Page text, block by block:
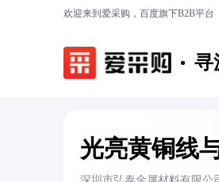
欢迎来到爱采购，百度旗下B2B平台
寻
光亮黄铜线